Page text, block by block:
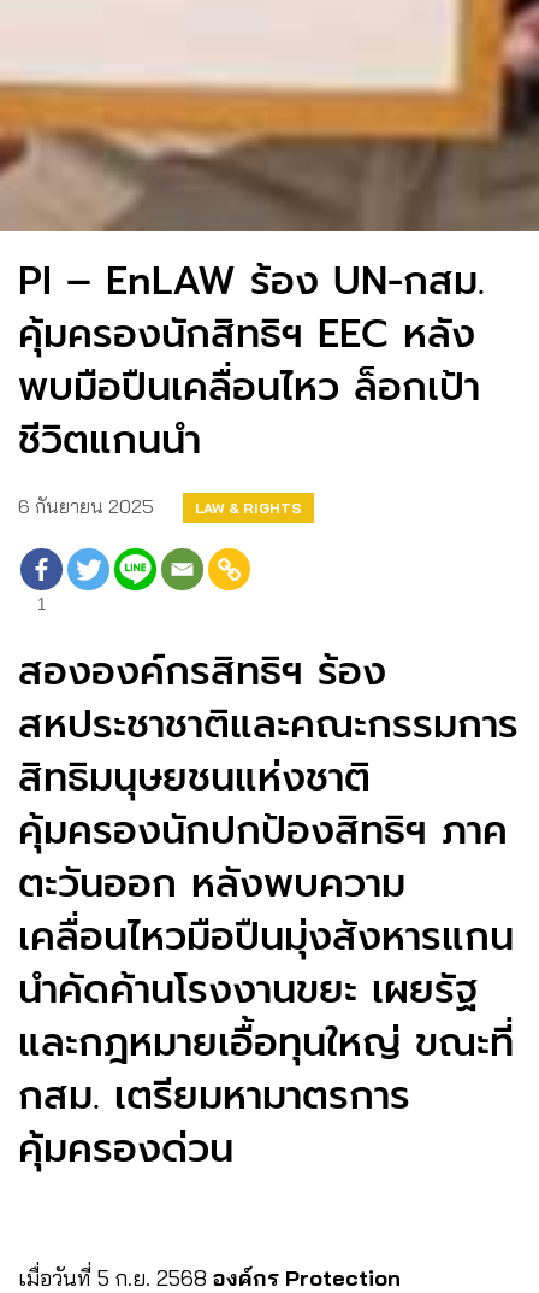
PI – EnLAW ร้อง UN-กสม.
คุ้มครองนักสิทธิฯ EEC หลัง
พบมือปืนเคลื่อนไหว ล็อกเป้า
ชีวิตแกนนำ
6 กันยายน 2025 LAW & RIGHTS
1
สององค์กรสิทธิฯ ร้อง
สหประชาชาติและคณะกรรมการ
สิทธิมนุษยชนแห่งชาติ
คุ้มครองนักปกป้องสิทธิฯ ภาค
ตะวันออก หลังพบความ
เคลื่อนไหวมือปืนมุ่งสังหารแกน
นำคัดค้านโรงงานขยะ เผยรัฐ
และกฎหมายเอื้อทุนใหญ่ ขณะที่
กสม. เตรียมหามาตรการ
คุ้มครองด่วน
เมื่อวันที่ 5 ก.ย. 2568 องค์กร Protection